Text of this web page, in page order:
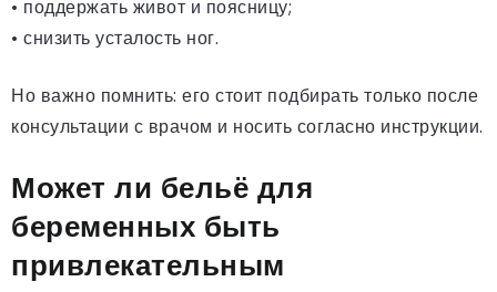
• поддержать живот и поясницу;
• снизить усталость ног.
Но важно помнить: его стоит подбирать только после
консультации с врачом и носить согласно инструкции.
Может ли бельё для
беременных быть
привлекательным